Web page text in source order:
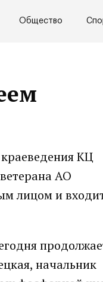
Общество
краеведения КЦ
АО
лицом и
начальник